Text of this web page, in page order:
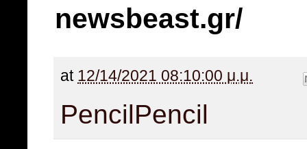
newsbeast.gr/
at 12/14/2021 08:10:00 μ.μ.
PencilPencil